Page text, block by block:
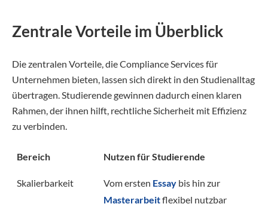
Zentrale Vorteile im Überblick
Die zentralen Vorteile, die Compliance Services für
Unternehmen bieten, lassen sich direkt in den Studienalltag
übertragen. Studierende gewinnen dadurch einen klaren
Rahmen, der ihnen hilft, rechtliche Sicherheit mit Effizienz
zu verbinden.
Bereich Nutzen für Studierende
Skalierbarkeit Vom ersten Essay bis hin zur
Masterarbeitflexibel nutzbar